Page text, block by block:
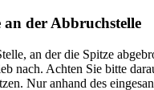
der Abbruchstelle
an der die Spitze
nach. Achten Sie bitte
Nur anhand des